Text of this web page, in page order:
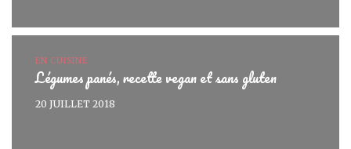
EN CUISINE
Légumes panés, recette vegan et sans gluten
20 JUILLET 2018